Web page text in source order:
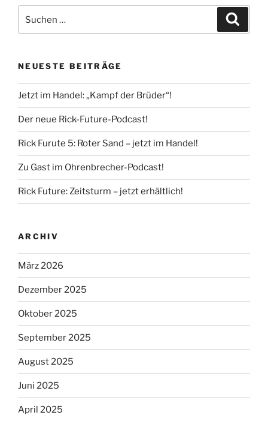
nach:
NEUESTE BEITRÄGE
Jetzt im Handel: „Kampf der Brüder“!
Der neue Rick-Future-Podcast!
Rick Furute 5: Roter Sand – jetzt im Handel!
Zu Gast im Ohrenbrecher-Podcast!
Rick Future: Zeitsturm – jetzt erhältlich!
ARCHIV
März 2026
Dezember 2025
Oktober 2025
September 2025
August 2025
Juni 2025
April 2025